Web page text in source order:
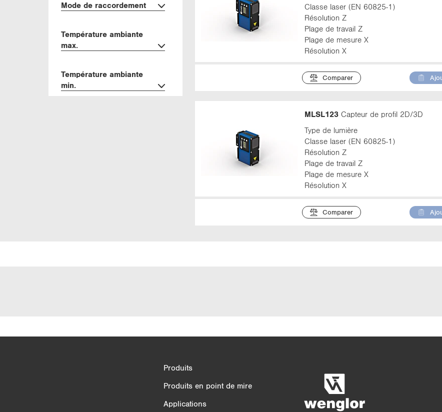
Mode de rac­cor­de­ment
Tem­pé­ra­ture am­biante
max.
Tem­pé­ra­ture am­biante
min.
Classe laser (EN 60825-1)
Résolution Z
Plage de travail Z
Plage de mesure X
Résolution X
Comparer
MLSL123Capteur de profil 2D/3D
Type de lumière
Classe laser (EN 60825-1)
Résolution Z
Plage de travail Z
Plage de mesure X
Résolution X
Comparer
Produits
Produits en point de mire
Applications